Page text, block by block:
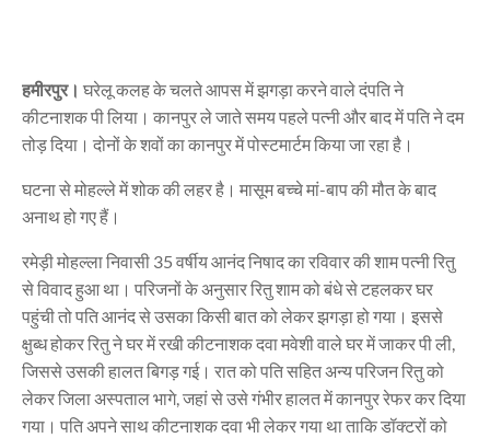
हमीरपुर। घरेलू कलह के चलते आपस में झगड़ा करने वाले दंपति ने
कीटनाशक पी लिया। कानपुर ले जाते समय पहले पत्नी और बाद में पति ने दम
तोड़ दिया। दोनों के शवों का कानपुर में पोस्टमार्टम किया जा रहा है।
घटना से मोहल्ले में शोक की लहर है। मासूम बच्चे मां-बाप की मौत के बाद
अनाथ हो गए हैं।
रमेड़ी मोहल्ला निवासी 35 वर्षीय आनंद निषाद का रविवार की शाम पत्नी रितु
से विवाद हुआ था। परिजनों के अनुसार रितु शाम को बंधे से टहलकर घर
पहुंची तो पति आनंद से उसका किसी बात को लेकर झगड़ा हो गया। इससे
क्षुब्ध होकर रितु ने घर में रखी कीटनाशक दवा मवेशी वाले घर में जाकर पी ली,
जिससे उसकी हालत बिगड़ गई। रात को पति सहित अन्य परिजन रितु को
लेकर जिला अस्पताल भागे, जहां से उसे गंभीर हालत में कानपुर रेफर कर दिया
गया। पति अपने साथ कीटनाशक दवा भी लेकर गया था ताकि डॉक्टरों को